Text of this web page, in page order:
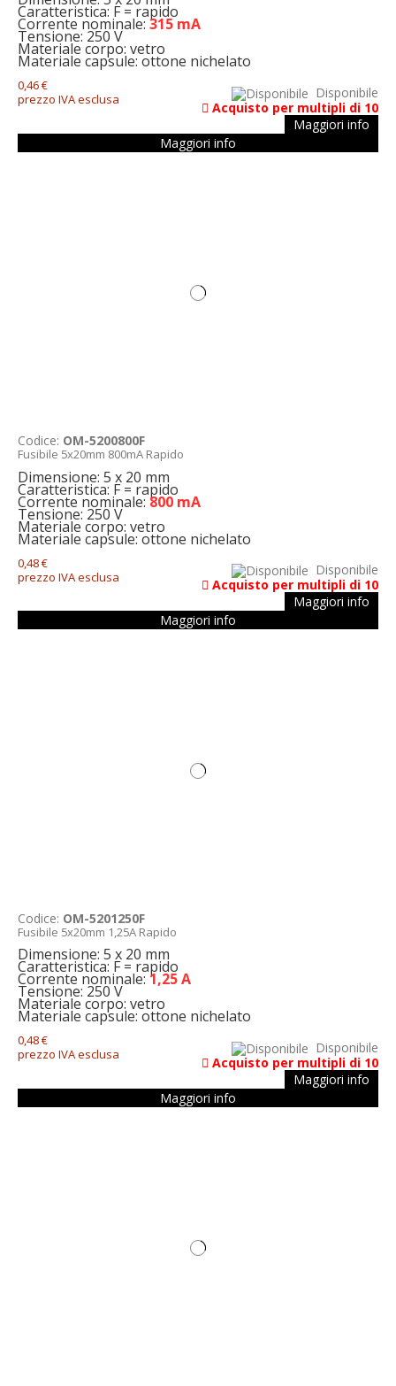
Caratteristica: F = rapido
Corrente nominale: 315 mA
Tensione: 250 V
Materiale corpo: vetro
Materiale capsule: ottone nichelato
0,46 €
prezzo IVA esclusa
Disponibile
Acquisto per multipli di 10
Maggiori info
Maggiori info
Codice: OM-5200800F
Fusibile 5x20mm 800mA Rapido
Dimensione: 5 x 20 mm
Caratteristica: F = rapido
Corrente nominale:800 mA
Tensione: 250 V
Materiale corpo: vetro
Materiale capsule: ottone nichelato
0,48 €
prezzo IVA esclusa
Disponibile
Acquisto per multipli di 10
Maggiori info
Maggiori info
Codice: OM-5201250F
Fusibile 5x20mm 1,25A Rapido
Dimensione: 5 x 20 mm
Caratteristica: F = rapido
Corrente nominale: 1,25 A
Tensione: 250 V
Materiale corpo: vetro
Materiale capsule: ottone nichelato
0,48 €
prezzo IVA esclusa
Disponibile
Acquisto per multipli di 10
Maggiori info
Maggiori info